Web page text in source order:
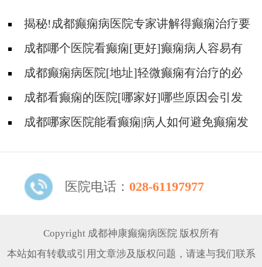
揭秘!成都癫痫病医院专家讲解得癫痫治疗要
多少钱?
成都哪个医院看癫痫[更好]癫痫病人容易有
什么心理?
成都癫痫病医院[地址]轻微癫痫有治疗的必
要吗?成都看癫痫的医院[哪家好]哪些原因会引发
癫痫呢?
成都哪家医院能看癫痫|病人如何避免癫痫发
医院电话： 028-61197977
Copyright 成都神康癫痫病医院 版权所有
本站如有转载或引用文章涉及版权问题，请速与我们联系